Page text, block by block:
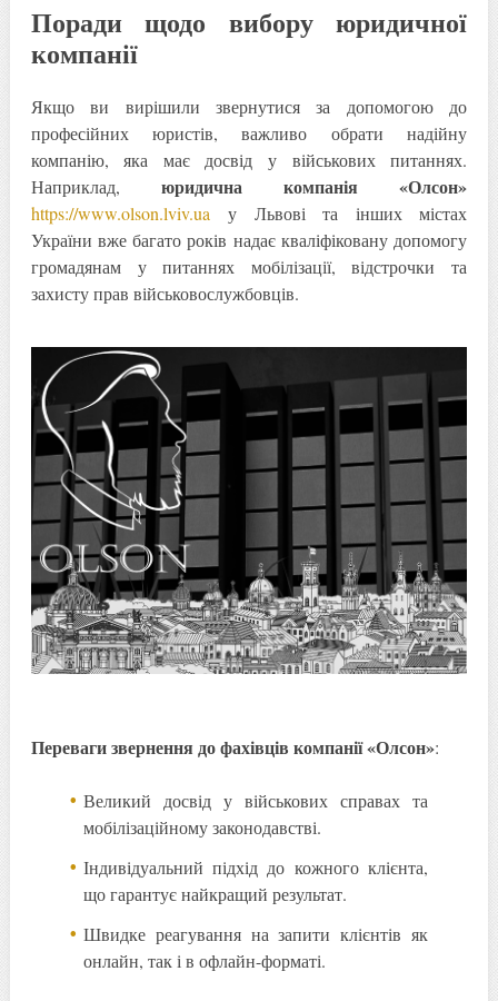
Поради щодо вибору юридичної
компанії
Якщо ви вирішили звернутися за допомогою до
професійних юристів, важливо обрати надійну
компанію, яка має досвід у військових питаннях.
Наприклад, юридична компанія «Олсон»
https://www.olson.lviv.ua у Львові та інших містах
України вже багато років надає кваліфіковану допомогу
громадянам у питаннях мобілізації, відстрочки та
захисту прав військовослужбовців.
Переваги звернення до фахівців компанії «Олсон»:
Великий досвід у військових справах та
мобілізаційному законодавстві.
Індивідуальний підхід до кожного клієнта,
що гарантує найкращий результат.
Швидке реагування на запити клієнтів як
онлайн, так і в офлайн-форматі.